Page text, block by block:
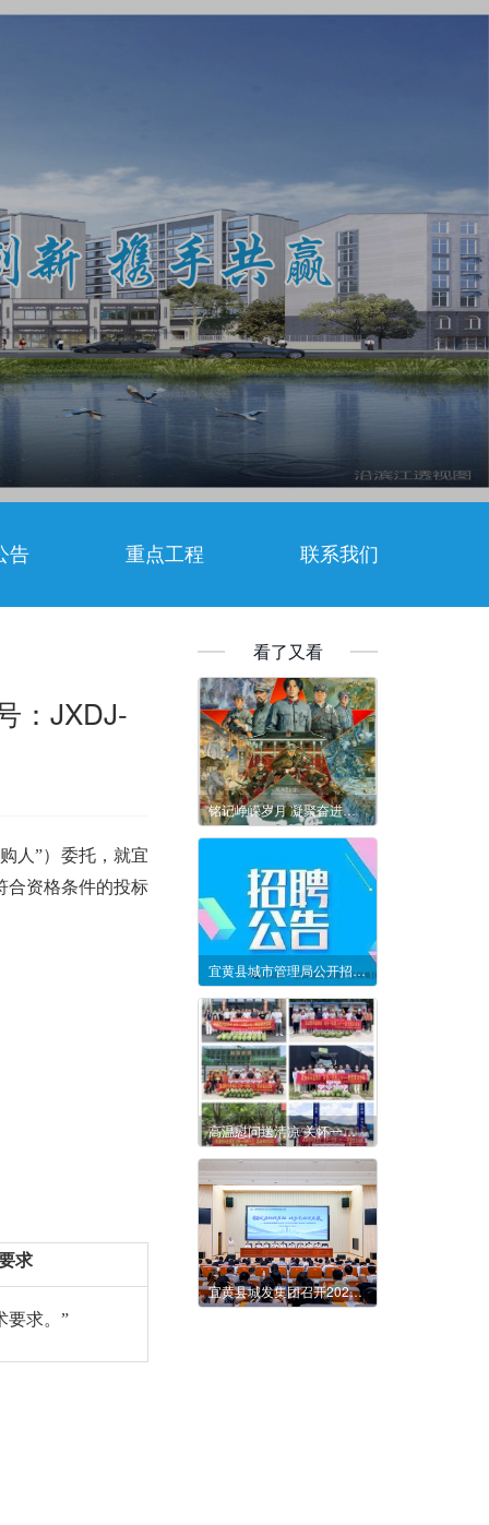
告 重点工程 联系我们
：JXDJ-
人”）委托，就宜
合资格条件的投标
求
求。 ”
看了又看
铭记峥嵘岁月 凝聚奋进力量——集团工会组织全体会员观看红色电影《四渡》
宜黄县城市管理局公开招聘编外工作人员公告
高温慰问送清凉 关怀一线暖人心——城发集团党支部联合集团工会开展夏送清凉慰问活动
宜黄县城发集团召开2026年端午节节前廉政谈话提醒会暨上半年生产经营“双过半”总结调度会